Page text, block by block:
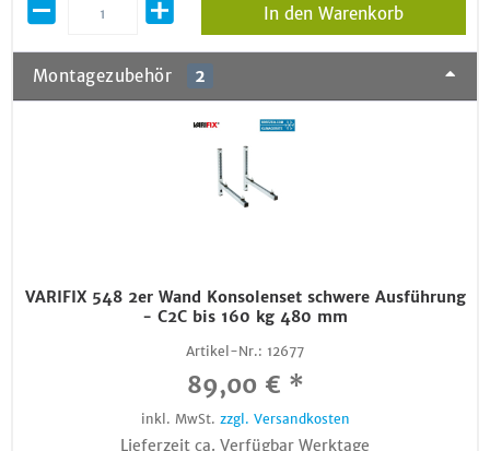
In den Warenkorb
Montagezubehör 2
VARIFIX 548 2er Wand Konsolenset schwere Ausführung
- C2C bis 160 kg 480 mm
Artikel-Nr.: 12677
89,00 € *
inkl. MwSt. zzgl. Versandkosten
Lieferzeit ca. Verfügbar Werktage